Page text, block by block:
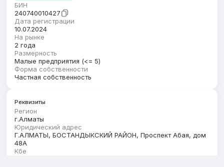
БИН
240740010427
Дата регистрации
10.07.2024
На рынке
2 года
Размерность
Малые предприятия (<= 5)
Форма собственности
Частная собственность
Реквизиты
Регион
г.Алматы
Юридический адрес
Г.АЛМАТЫ, БОСТАНДЫКСКИЙ РАЙОН, Проспект Абая, дом
48А
Кбе